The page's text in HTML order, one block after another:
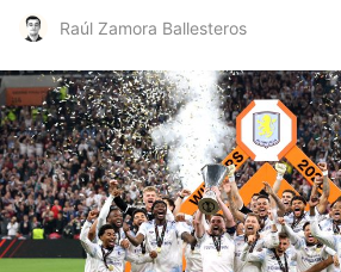
Raúl Zamora Ballesteros